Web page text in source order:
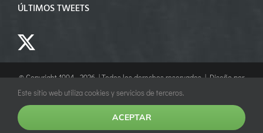
ÚLTIMOS TWEETS
© Copyright 1994 -2026 | Todos los derechos reservados | Diseño por
Empower Marketing
Facebook YouTube
Este sitio web utiliza cookies y servicios de terceros.
ACEPTAR